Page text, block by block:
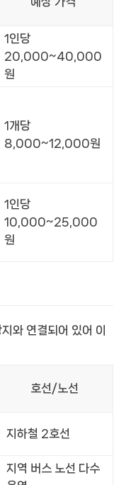
1인당
20,000~40,000
원
1개당
8,000~12,000원
1인당
10,000~25,000
원
와 연결되어 있어 이
호선/노선
지하철 2호선
지역 버스 노선 다수